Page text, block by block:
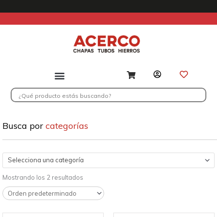
al
contenido
Search
...
Busca por categorías
Selecciona una categoría
Mostrando los 2 resultados